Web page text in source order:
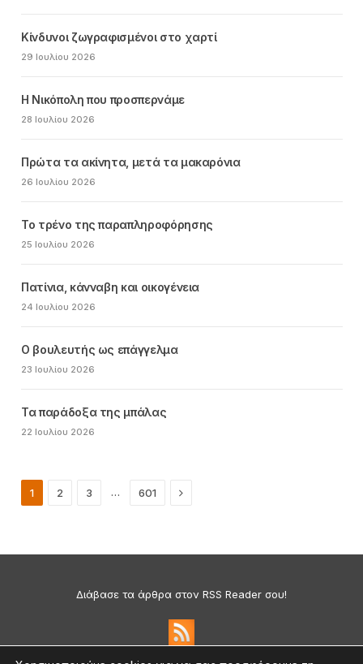
Κίνδυνοι ζωγραφισμένοι στο χαρτί
29 Ιουλίου 2026
Η Νικόπολη που προσπερνάμε
28 Ιουλίου 2026
Πρώτα τα ακίνητα, μετά τα μακαρόνια
26 Ιουλίου 2026
Το τρένο της παραπληροφόρησης
25 Ιουλίου 2026
Πατίνια, κάνναβη και οικογένεια
24 Ιουλίου 2026
Ο βουλευτής ως επάγγελμα
23 Ιουλίου 2026
Τα παράδοξα της μπάλας
22 Ιουλίου 2026
1 2 3 … 601 Next
Διάβασε τα άρθρα στον RSS Reader σου!